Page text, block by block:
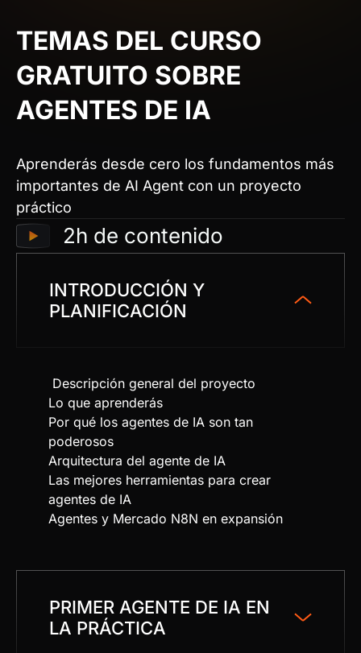
TEMAS DEL CURSO
GRATUITO SOBRE
AGENTES DE IA
Aprenderás desde cero los fundamentos más
importantes de AI Agent con un proyecto
práctico
2h de contenido
INTRODUCCIÓN Y
PLANIFICACIÓN
Descripción general del proyecto
Lo que aprenderás
Por qué los agentes de IA son tan
poderosos
Arquitectura del agente de IA
Las mejores herramientas para crear
agentes de IA
Agentes y Mercado N8N en expansión
PRIMER AGENTE DE IA EN
LA PRÁCTICA